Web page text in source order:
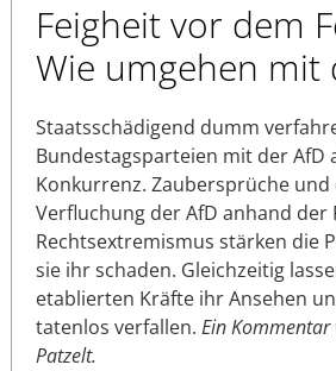
Feigheit vor dem
Wie umgehen mit
Staatsschädigend dumm
Bundestagsparteien mit der AfD
Konkurrenz. Zaubersprüche und
Verfluchung der AfD anhand der
Rechtsextremismus stärken die
sie ihr schaden. Gleichzeitig
etablierten Kräfte ihr Ansehen
tatenlos verfallen. Ein Kommentar
Patzelt.